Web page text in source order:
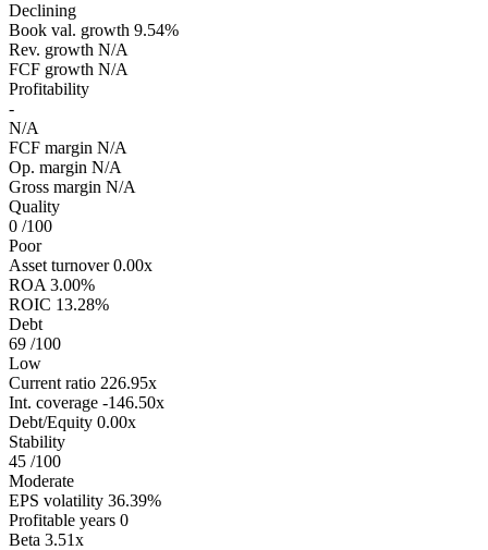
Declining
Book val. growth 9.54%
Rev. growth N/A
FCF growth N/A
Profitability
-
N/A
FCF margin N/A
Op. margin N/A
Gross margin N/A
Quality
0 /100
Poor
Asset turnover 0.00x
ROA 3.00%
ROIC 13.28%
Debt
69 /100
Low
Current ratio 226.95x
Int. coverage -146.50x
Debt/Equity 0.00x
Stability
45 /100
Moderate
EPS volatility 36.39%
Profitable years 0
Beta 3.51x